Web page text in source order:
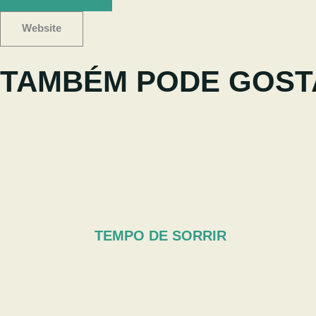
Website
TAMBÉM PODE
TEMPO DE SORRIR